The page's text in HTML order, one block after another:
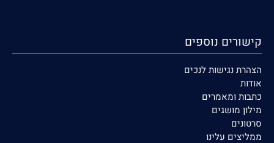
קישורים נוספים
הצהרת נגישות לנכים
אודות
כתבות ומאמרים
מילון מושגים
סרטונים
ממליצים עלינו